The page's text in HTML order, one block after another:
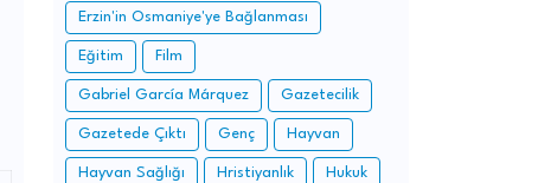
Erzin'in Osmaniye'ye Bağlanması
Eğitim Film
Gabriel García Márquez Gazetecilik
Gazetede Çıktı Genç Hayvan
Hayvan Sağlığı Hristiyanlık Hukuk